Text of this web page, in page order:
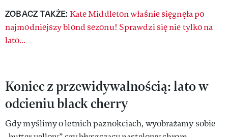
ZOBACZ TAKŻE: Kate Middleton właśnie sięgnęła po
najmodniejszy blond sezonu! Sprawdzi się nie tylko na
lato…
Koniec z przewidywalnością: lato w
odcieniu black cherry
Gdy myślimy o letnich paznokciach, wyobrażamy sobie